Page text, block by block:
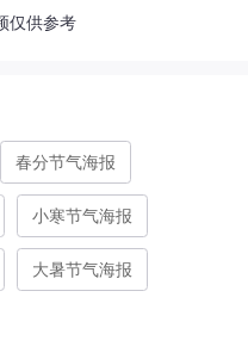
仅供参考
春分节气海报
小寒节气海报
大暑节气海报